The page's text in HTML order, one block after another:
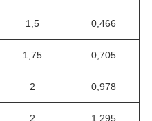
1,5 0,466
1,75 0,705
2 0,978
2 1,295